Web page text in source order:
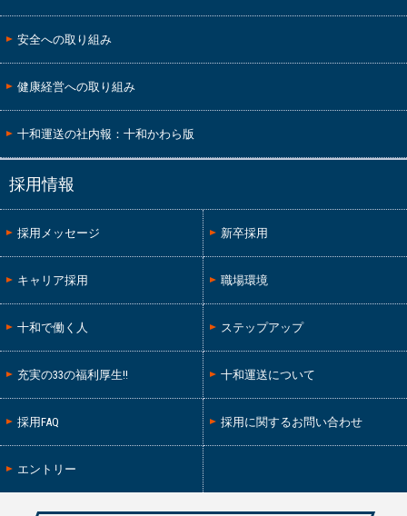
安全への取り組み
健康経営への取り組み
十和運送の社内報：十和かわら版
採用情報
採用メッセージ 新卒採用
キャリア採用 職場環境
十和で働く人 ステップアップ
充実の33の福利厚生!! 十和運送について
採用FAQ 採用に関するお問い合わせ
エントリー